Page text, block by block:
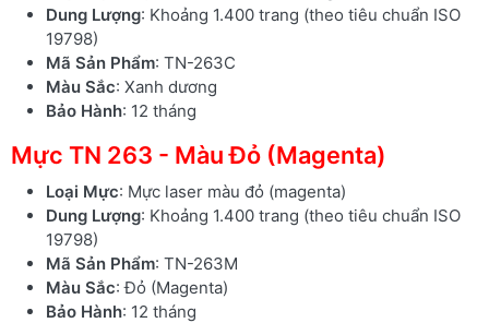
Dung Lượng: Khoảng 1.400 trang (theo tiêu chuẩn ISO
19798)
Mã Sản Phẩm: TN-263C
Màu Sắc: Xanh dương
Bảo Hành: 12 tháng
Mực TN 263 - Màu Đỏ (Magenta)
Loại Mực: Mực laser màu đỏ (magenta)
Dung Lượng: Khoảng 1.400 trang (theo tiêu chuẩn ISO
19798)
Mã Sản Phẩm: TN-263M
Màu Sắc: Đỏ (Magenta)
Bảo Hành: 12 tháng